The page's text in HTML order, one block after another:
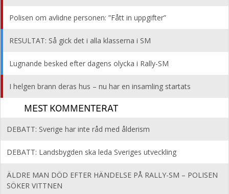
Polisen om avlidne personen: ”Fått in uppgifter”
RESULTAT: Så gick det i alla klasserna i SM
Lugnande besked efter dagens olycka i Rally-SM
I helgen brann deras hus – nu har en insamling startats
MEST KOMMENTERAT
DEBATT: Sverige har inte råd med ålderism
DEBATT: Landsbygden ska leda Sveriges utveckling
ÄLDRE MAN DÖD EFTER HÄNDELSE PÅ RALLY-SM – POLISEN
SÖKER VITTNEN